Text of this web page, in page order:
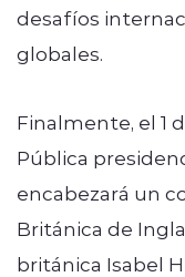
desafíos
globales.
Finalmente, el 1
Pública
encabezará un
Británica de
británica Isabel